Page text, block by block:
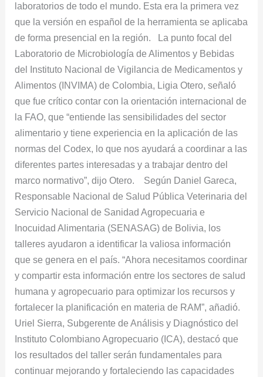
laboratorios de todo el mundo. Esta era la primera vez
que la versión en español de la herramienta se aplicaba
de forma presencial en la región. La punto focal del
Laboratorio de Microbiología de Alimentos y Bebidas
del Instituto Nacional de Vigilancia de Medicamentos y
Alimentos (INVIMA) de Colombia, Ligia Otero, señaló
que fue crítico contar con la orientación internacional de
la FAO, que “entiende las sensibilidades del sector
alimentario y tiene experiencia en la aplicación de las
normas del Codex, lo que nos ayudará a coordinar a las
diferentes partes interesadas y a trabajar dentro del
marco normativo”, dijo Otero. Según Daniel Gareca,
Responsable Nacional de Salud Pública Veterinaria del
Servicio Nacional de Sanidad Agropecuaria e
Inocuidad Alimentaria (SENASAG) de Bolivia, los
talleres ayudaron a identificar la valiosa información
que se genera en el país. “Ahora necesitamos coordinar
y compartir esta información entre los sectores de salud
humana y agropecuario para optimizar los recursos y
fortalecer la planificación en materia de RAM”, añadió.
Uriel Sierra, Subgerente de Análisis y Diagnóstico del
Instituto Colombiano Agropecuario (ICA), destacó que
los resultados del taller serán fundamentales para
continuar mejorando y fortaleciendo las capacidades